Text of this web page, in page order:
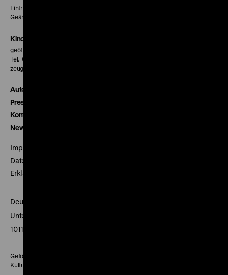
Eintritt 5 €
Geänderte Preise sind im Programm vermerkt.
Kinokasse
geöffnet 30 Minuten vor Beginn der ersten Vorstellung
Tel. + 49 30 20304-770
zeughauskino@dhm.de
Autor*innen
Presse
Kontakt
Newsletter
Impressum
Datenschutz
Erklärung digitale Barrierefreiheit
Deutsches Historisches Museum
Unter den Linden 2
10117 Berlin
Gefördert mit Mitteln des Beauftragten der Bundesregierung für
Kultur und Medien